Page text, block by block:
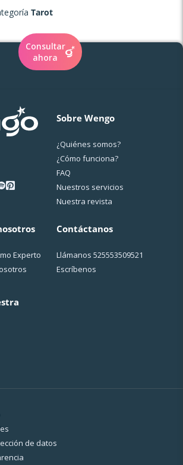
Tarot
Consultar
ahora
Sobre Wengo
¿Quiénes somos?
¿Cо́mo funciona?
FAQ
Nuestros servicios
Nuestra revista
Experto
Contáctanos
Llámanos 525553509521
Escríbenos
de datos